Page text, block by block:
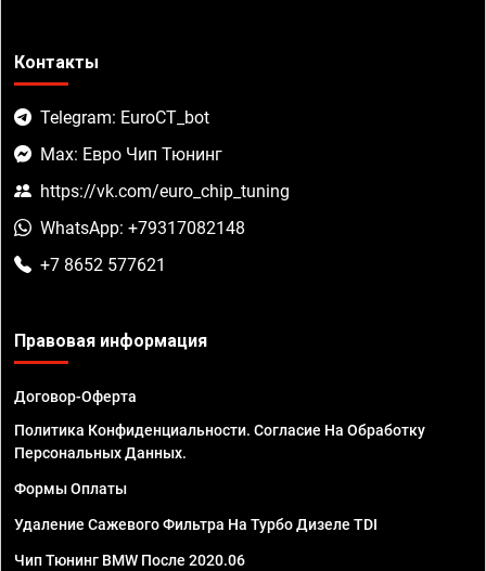
Контакты
Telegram: EuroCT_bot
Max: Евро Чип Тюнинг
https://vk.com/euro_chip_tuning
WhatsApp: +79317082148
+7 8652 577621
Правовая информация
Договор-Оферта
Политика Конфиденциальности. Согласие На Обработку
Персональных Данных.
Формы Оплаты
Удаление Сажевого Фильтра На Турбо Дизеле TDI
Чип Тюнинг BMW После 2020.06